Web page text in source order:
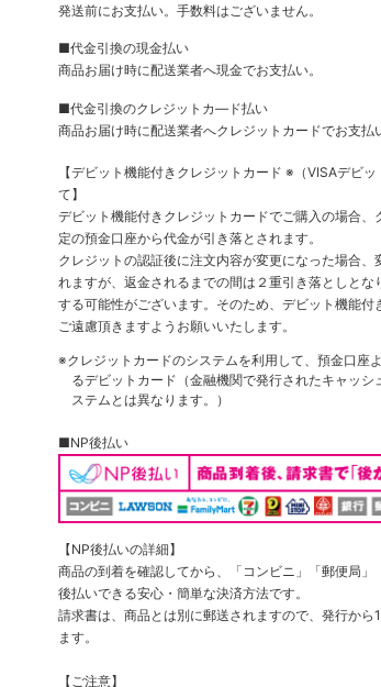
発送前にお支払い。手数料はございません。
■代金引換の現金払い
商品お届け時に配送業者へ現金でお支払い。
■代金引換のクレジットカ―ド払い
商品お届け時に配送業者へクレジットカードでお支払
【デビット機能付きクレジットカード ※（VISAデビッ
て】
デビット機能付きクレジットカードでご購入の場合、
定の預金口座から代金が引き落とされます。
クレジットの認証後に注文内容が変更になった場合、
れますが、返金されるまでの間は２重引き落としと
する可能性がございます。そのため、デビット機能付
ご遠慮頂きますようお願いいたします。
※クレジットカードのシステムを利用して、預金口座
るデビットカード（金融機関で発行されたキャッ
ステムとは異なります。）
■NP後払い
【NP後払いの詳細】
商品の到着を確認してから、「コンビニ」「郵便局」
後払いできる安心・簡単な決済方法です。
請求書は、商品とは別に郵送されますので、発行から
ます。
【ご注意】